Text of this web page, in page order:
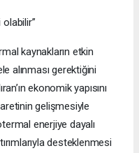
olabilir”
kaynakların etkin
alınması gerektiğini
ekonomik yapısını
gelişmesiyle
enerjiye dayalı
desteklenmesi